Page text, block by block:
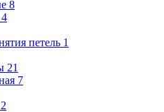
8
4
петель 1
21
7
2